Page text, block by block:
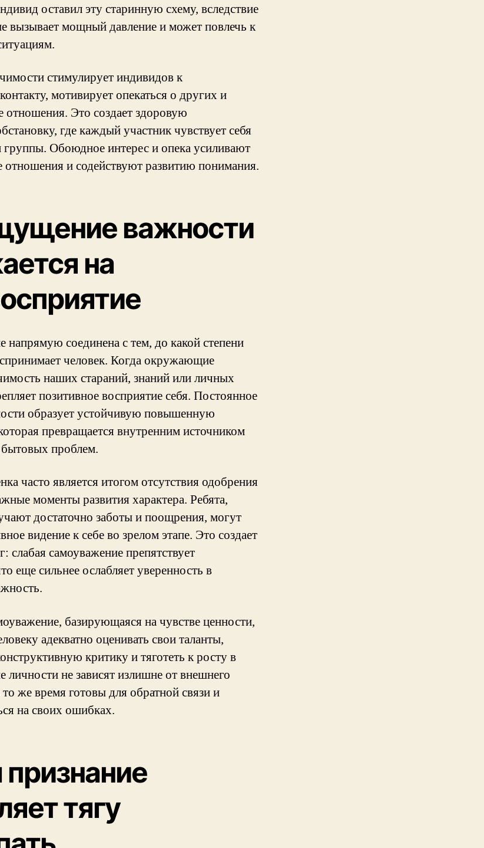
оставил эту старинную схему, вследствие
вызывает мощный давление и может повлечь к
стимулирует индивидов к
мотивирует опекаться о других и
отношения. Это создает здоровую
где каждый участник чувствует себя
Обоюдное интерес и опека усиливают
и содействуют развитию понимания.
важности
на
напрямую соединена с тем, до какой степени
человек. Когда окружающие
наших стараний, знаний или личных
позитивное восприятие себя. Постоянное
образует устойчивую повышенную
превращается внутренним источником
проблем.
часто является итогом отсутствия одобрения
моменты развития характера. Ребята,
достаточно заботы и поощрения, могут
видение к себе во зрелом этапе. Это создает
слабая самоуважение препятствует
еще сильнее ослабляет уверенность в
базирующаяся на чувстве ценности,
адекватно оценивать свои таланты,
критику и тяготеть к росту в
личности не зависят излишне от внешнего
же время готовы для обратной связи и
на своих ошибках.
тягу